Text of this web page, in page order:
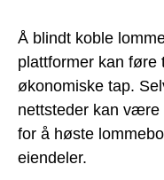
Å blindt koble
plattformer kan føre
økonomiske tap.
nettsteder kan være
for å høste
eiendeler.